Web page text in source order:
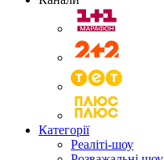
Категорії
Реаліті-шоу